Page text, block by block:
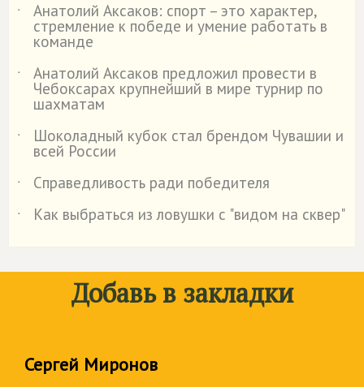
˙ Анатолий Аксаков: спорт – это характер,
стремление к победе и умение работать в
команде
˙
Анатолий Аксаков предложил провести в
Чебоксарах крупнейший в мире турнир по
шахматам
˙
Шоколадный кубок стал брендом Чувашии и
всей России
˙
Справедливость ради победителя
˙
Как выбраться из ловушки с "видом на сквер"
Добавь в закладки
Сергей Миронов